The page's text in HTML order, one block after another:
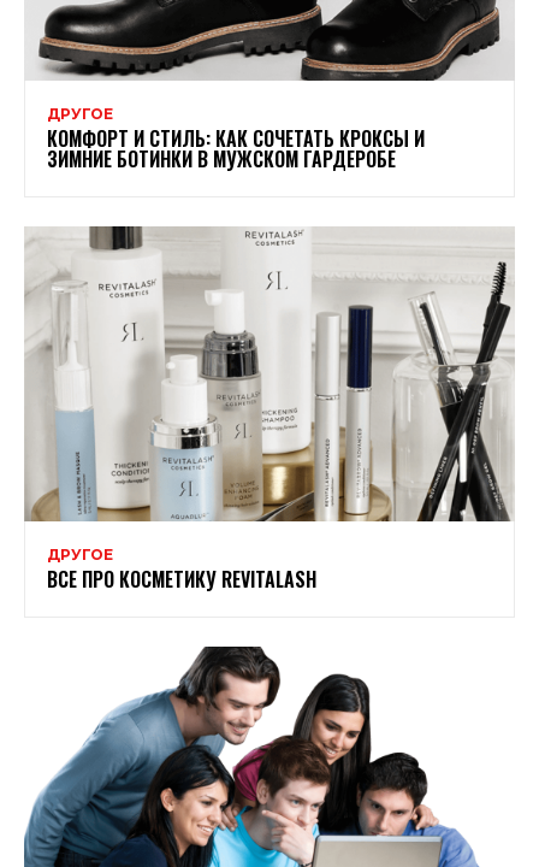
ДРУГОЕ
КОМФОРТ И СТИЛЬ: КАК СОЧЕТАТЬ КРОКСЫ И
ЗИМНИЕ БОТИНКИ В МУЖСКОМ ГАРДЕРОБЕ
ДРУГОЕ
ВСЕ ПРО КОСМЕТИКУ REVITALASH